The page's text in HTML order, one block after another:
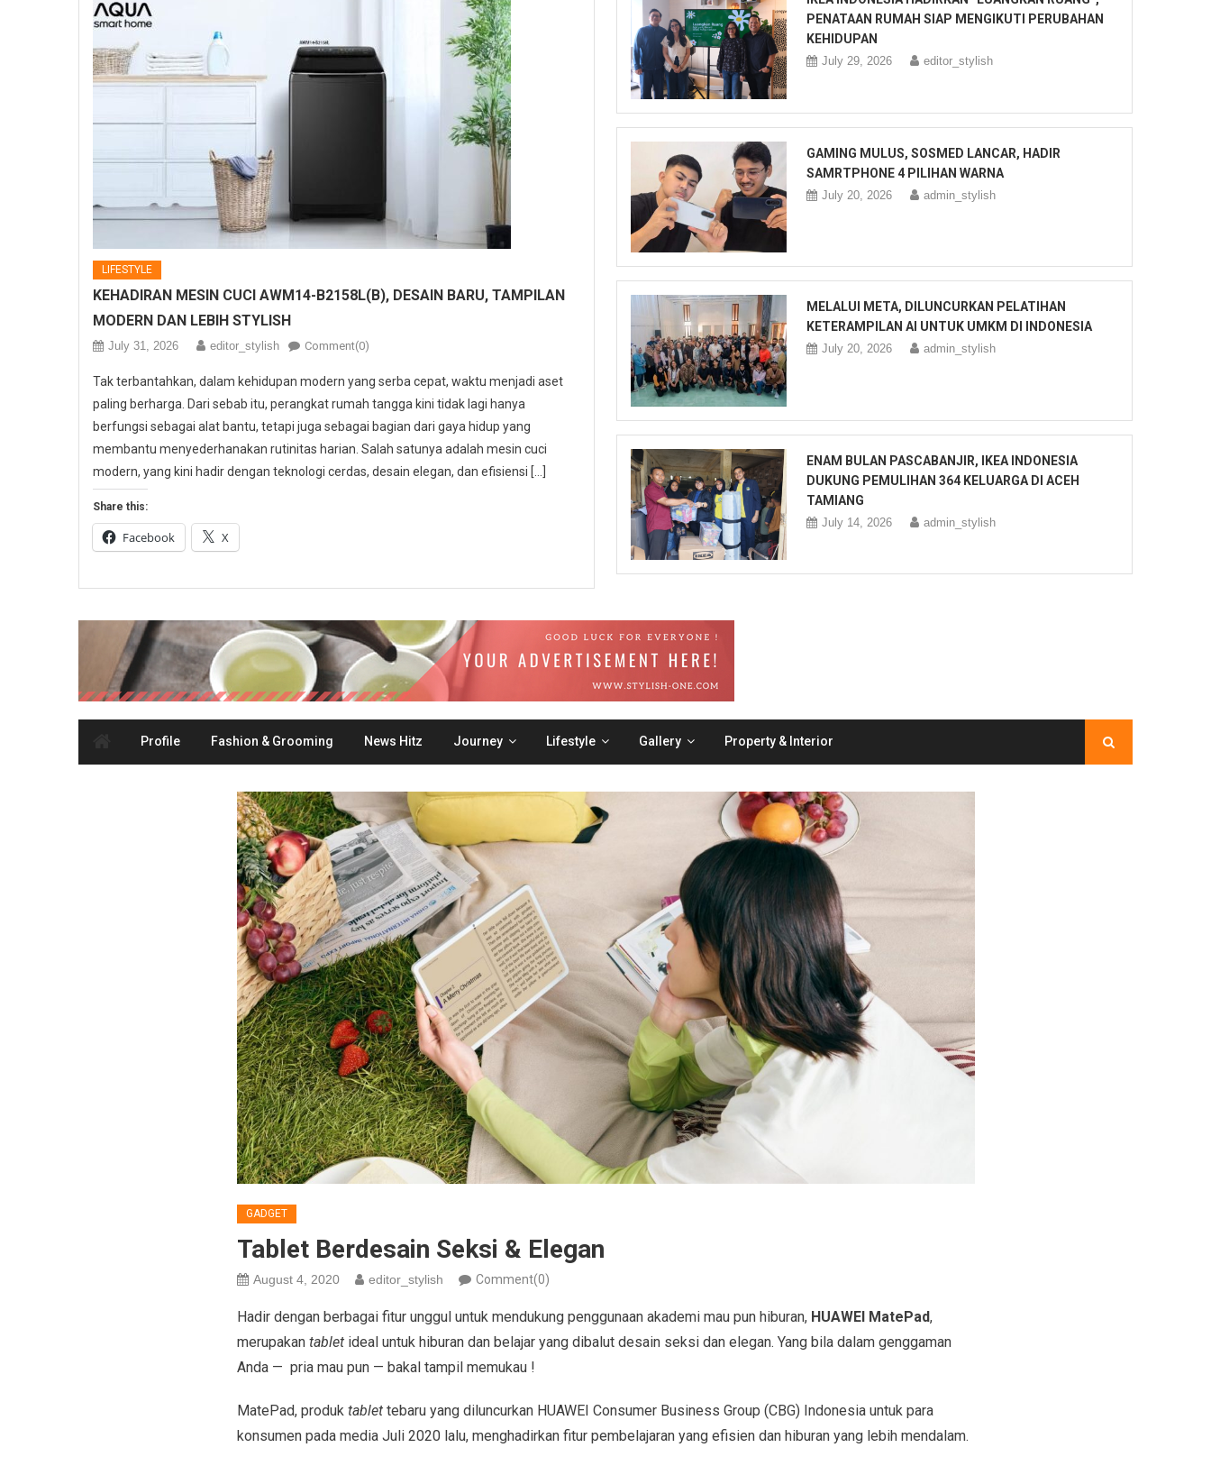
LIFESTYLE
KEHADIRAN MESIN CUCI AWM14-B2158L(B), DESAIN BARU, TAMPILAN
MODERN DAN LEBIH STYLISH
July 31, 2026 editor_stylish Comment(0)
Tak terbantahkan, dalam kehidupan modern yang serba cepat, waktu menjadi aset
paling berharga. Dari sebab itu, perangkat rumah tangga kini tidak lagi hanya
berfungsi sebagai alat bantu, tetapi juga sebagai bagian dari gaya hidup yang
membantu menyederhanakan rutinitas harian. Salah satunya adalah mesin cuci
modern, yang kini hadir dengan teknologi cerdas, desain elegan, dan efisiensi […]
Share this:
Facebook X
PENATAAN RUMAH SIAP MENGIKUTI PERUBAHAN
KEHIDUPAN
July 29, 2026 editor_stylish
GAMING MULUS, SOSMED LANCAR, HADIR
SAMRTPHONE 4 PILIHAN WARNA
July 20, 2026 admin_stylish
MELALUI META, DILUNCURKAN PELATIHAN
KETERAMPILAN AI UNTUK UMKM DI INDONESIA
July 20, 2026 admin_stylish
ENAM BULAN PASCABANJIR, IKEA INDONESIA
DUKUNG PEMULIHAN 364 KELUARGA DI ACEH
TAMIANG
July 14, 2026 admin_stylish
Profile Fashion & Grooming News Hitz Journey Lifestyle Gallery Property & Interior
GADGET
Tablet Berdesain Seksi & Elegan
August 4, 2020 editor_stylish Comment(0)
Hadir dengan berbagai fitur unggul untuk mendukung penggunaan akademi mau pun hiburan, HUAWEI MatePad,
merupakan tabletideal untuk hiburan dan belajar yang dibalut desain seksi dan elegan. Yang bila dalam genggaman
Anda — pria mau pun — bakal tampil memukau !
MatePad, produk tablet tebaru yang diluncurkan HUAWEI Consumer Business Group (CBG) Indonesia untuk para
konsumen pada media Juli 2020 lalu, menghadirkan fitur pembelajaran yang efisien dan hiburan yang lebih mendalam.